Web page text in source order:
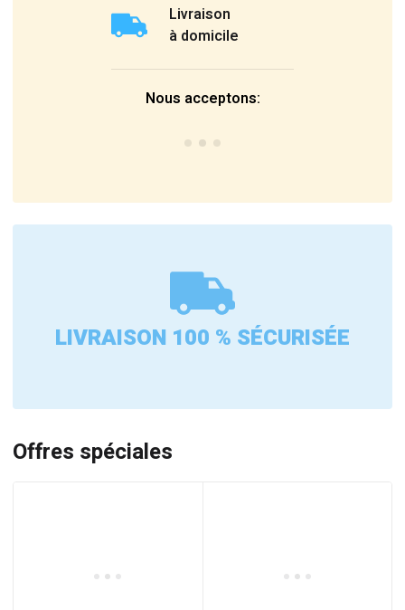
Livraison
à domicile
Nous acceptons:
LIVRAISON 100 % SÉCURISÉE
Offres spéciales